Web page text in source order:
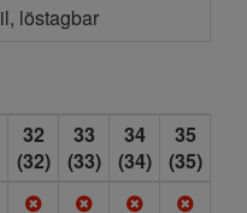
löstagbar
32
(32)
33
(33)
34
(34)
35
(35)